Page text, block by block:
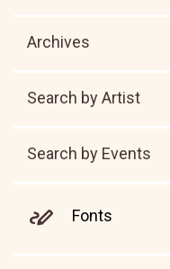
Archives
Search by Artist
Search by Events
Fonts